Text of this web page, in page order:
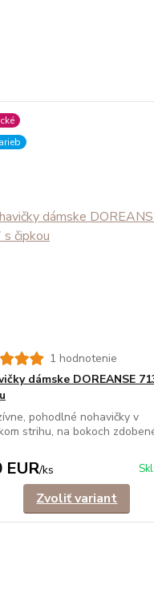
1 hodnotenie
dámske DOREANSE
pohodlné nohavičky v
strihu, na bokoch
EUR/ks
Zvoliť variant